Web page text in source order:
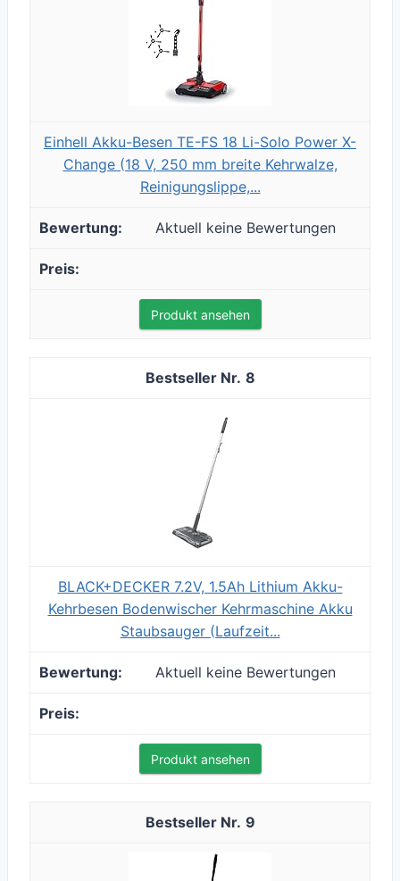
Einhell Akku-Besen TE-FS 18 Li-Solo Power X-
Change (18 V, 250 mm breite Kehrwalze,
Reinigungslippe,...
Aktuell keine Bewertungen
Produkt ansehen
8
BLACK+DECKER 7.2V, 1.5Ah Lithium Akku-
Kehrbesen Bodenwischer Kehrmaschine Akku
Staubsauger (Laufzeit...
Aktuell keine Bewertungen
Produkt ansehen
9